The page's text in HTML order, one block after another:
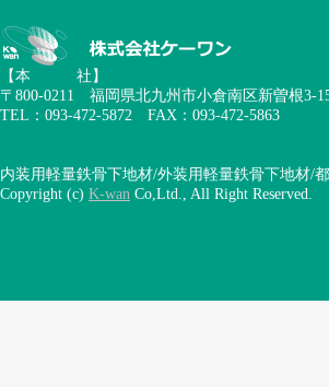
【本 社】
〒800-0211 福岡県北九州市小倉南区新曽根3-
TEL：093-472-5872 FAX：093-472-5863
内装用軽量鉄骨下地材/外装用軽量鉄骨下地材/
Copyright (c) K-wan Co,Ltd., All Right Reserved.